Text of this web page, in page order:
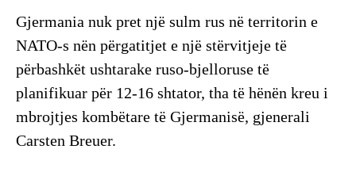
Gjermania nuk pret një sulm rus në territorin e
NATO-s nën përgatitjet e një stërvitjeje të
përbashkët ushtarake ruso-bjelloruse të
planifikuar për 12-16 shtator, tha të hënën kreu i
mbrojtjes kombëtare të Gjermanisë, gjenerali
Carsten Breuer.